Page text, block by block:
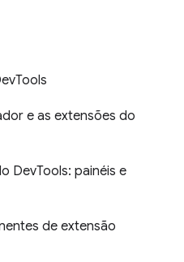
e as extensões do
DevTools: painéis e
de extensão